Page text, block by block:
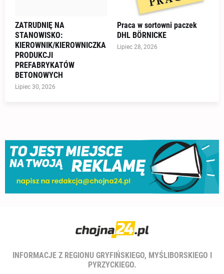
ZATRUDNIĘ NA
STANOWISKO:
KIEROWNIK/KIEROWNICZKA
PRODUKCJI
PREFABRYKATÓW
BETONOWYCH
Lipiec 30, 2026
Praca w sortowni paczek
DHL BÖRNICKE
Lipiec 28, 2026
INFORMACJE Z REGIONU GRYFIŃSKIEGO, MYŚLIBORSKIEGO I
PYRZYCKIEGO.